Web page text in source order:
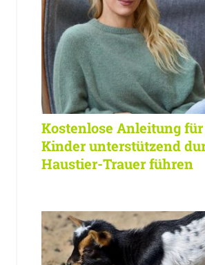
Kostenlose Anleitung
Kinder unterstützend
Haustier-Trauer führen